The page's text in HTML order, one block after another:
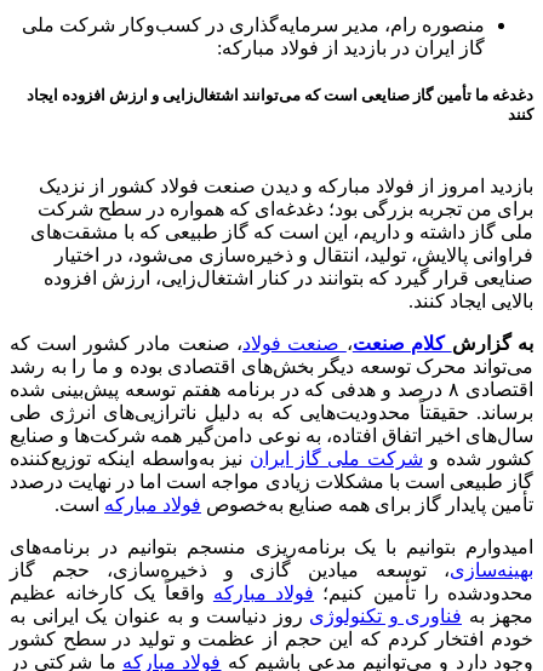
منصوره رام، مدیر سرمایه‌گذاری در کسب‌وکار شرکت ملی
گاز ایران در بازدید از فولاد مبارکه:
دغدغه‌ ما تأمین گاز صنایعی است که می‌توانند اشتغال‌زایی و ارزش افزوده ایجاد
کنند
بازدید امروز از فولاد مبارکه و دیدن صنعت فولاد کشور از نزدیک
برای من تجربه بزرگی بود؛ دغدغه‌ای که همواره در سطح شرکت
ملی گاز داشته و داریم، این است که گاز طبیعی که با مشقت‌های
فراوانی پالایش، تولید، انتقال و ذخیره‌سازی می‌شود، در اختیار
صنایعی قرار گیرد که بتوانند در کنار اشتغال‌زایی، ارزش افزوده
بالایی ایجاد کنند.
به گزارش کلام صنعت، صنعت فولاد، صنعت مادر کشور است که
می‌تواند محرک توسعه دیگر بخش‌های اقتصادی بوده و ما را به رشد
اقتصادی ۸ درصد و هدفی که در برنامه هفتم توسعه پیش‌بینی‌ شده
برساند. حقیقتاً محدودیت‌هایی که به دلیل ناترازیی‌های انرژی طی
سال‌های اخیر اتفاق افتاده، به نوعی دامن‌گیر همه شرکت‌ها و صنایع
کشور شده و شرکت ملی گاز ایران نیز به‌واسطه اینکه توزیع‌کننده
گاز طبیعی است با مشکلات زیادی مواجه است اما در نهایت درصدد
تأمین پایدار گاز برای همه صنایع به‌خصوص فولاد مبارکه است.
امیدوارم بتوانیم با یک برنامه‌ریزی منسجم بتوانیم در برنامه‌های
بهینه‌سازی، توسعه میادین گازی و ذخیره‌سازی، حجم گاز
محدودشده را تأمین کنیم؛ فولاد مبارکه واقعاً یک کارخانه عظیم
مجهز به فناوری و تکنولوژی روز دنیاست و به عنوان یک ایرانی به
خودم افتخار کردم که این حجم از عظمت و تولید در سطح کشور
وجود دارد و می‌توانیم مدعی باشیم که فولاد مبارکه ما شرکتی در